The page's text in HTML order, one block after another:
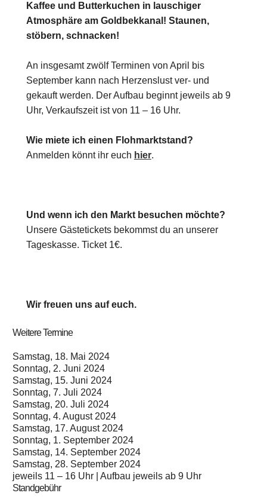
Kaffee und Butterkuchen in lauschiger
Atmosphäre am Goldbekkanal! Staunen,
stöbern, schnacken!
An insgesamt zwölf Terminen von April bis
September kann nach Herzenslust ver- und
gekauft werden. Der Aufbau beginnt jeweils ab 9
Uhr, Verkaufszeit ist von 11 – 16 Uhr.
Wie miete ich einen Flohmarktstand?
Anmelden könnt ihr euch hier.
Und wenn ich den Markt besuchen möchte?
Unsere Gästetickets bekommst du an unserer
Tageskasse. Ticket 1€.
Wir freuen uns auf euch.
Weitere Termine
Samstag, 18. Mai 2024
Sonntag, 2. Juni 2024
Samstag, 15. Juni 2024
Sonntag, 7. Juli 2024
Samstag, 20. Juli 2024
Sonntag, 4. August 2024
Samstag, 17. August 2024
Sonntag, 1. September 2024
Samstag, 14. September 2024
Samstag, 28. September 2024
jeweils 11 – 16 Uhr | Aufbau jeweils ab 9 Uhr
Standgebühr